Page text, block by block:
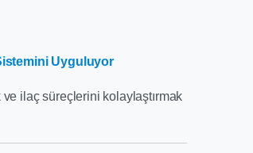
Uyguluyor
ilaç süreçlerini kolaylaştırmak